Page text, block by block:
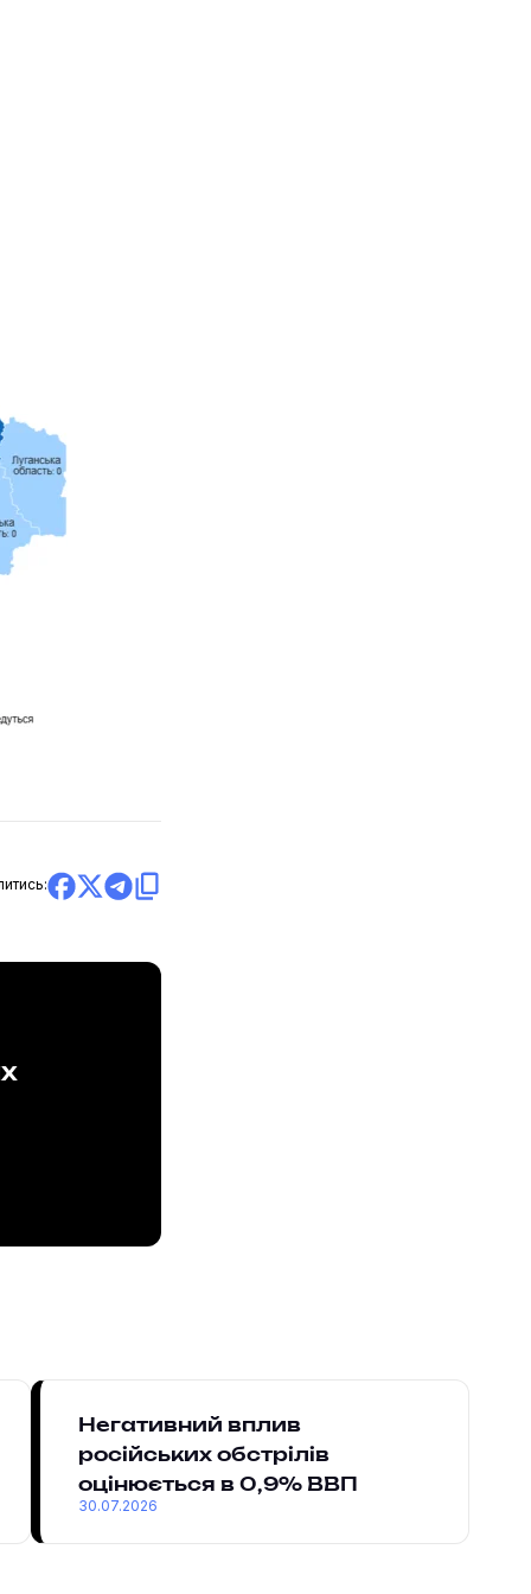
Негативний вплив
російських обстрілів
оцінюється в 0,9% ВВП
30.07.2026